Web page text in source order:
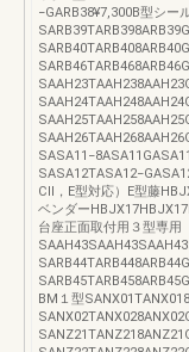
−GARB38¥7,300B型シー
CⅡ，E型対応）E型藤
ベンダー
台座正面取付用３型専用
BM１型